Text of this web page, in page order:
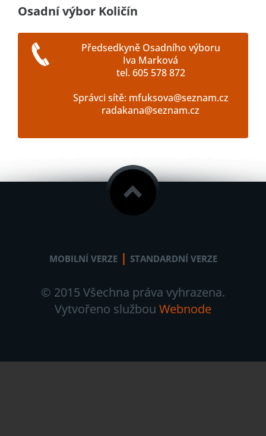
Osadní výbor Količín
Předsedkyně Osadního výboru
Iva Marková
tel. 605 578 872
Správci sítě: mfuksova@seznam.cz
radakana@seznam.cz
MOBILNÍ VERZE | STANDARDNÍ VERZE
© 2015 Všechna práva vyhrazena.
Vytvořeno službou Webnode